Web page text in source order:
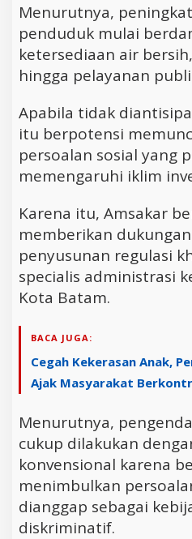
Menurutnya,
penduduk mulai
ketersediaan air
hingga pelayanan
Apabila tidak
itu berpotensi
persoalan sosial yang
memengaruhi iklim
Karena itu, Amsakar
memberikan
penyusunan regulasi
specialis administrasi
Kota Batam.
BACA JUGA:
Cegah Kekerasan Anak,
Ajak Masyarakat
Menurutnya,
cukup dilakukan
konvensional karena
menimbulkan
dianggap sebagai
diskriminatif.